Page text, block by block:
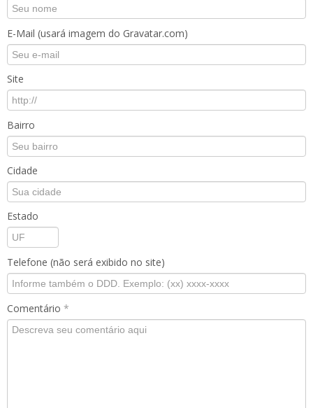
E-Mail (usará imagem do Gravatar.com)
Site
Bairro
Cidade
Estado
Telefone (não será exibido no site)
Comentário *